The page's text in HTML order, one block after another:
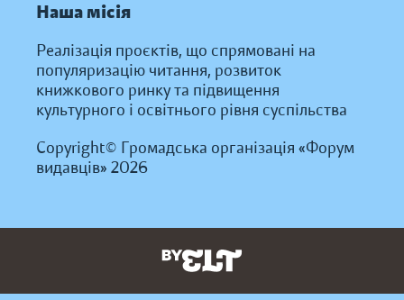
Наша місія
Реалізація проєктів, що спрямовані на
популяризацію читання, розвиток
книжкового ринку та підвищення
культурного і освітнього рівня суспільства
Copyright© Громадська організація «Форум
видавців» 2026